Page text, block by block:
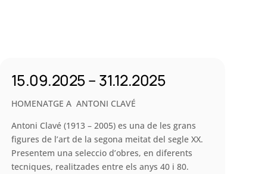
15.09.2025 – 31.12.2025
HOMENATGE A ANTONI CLAVÉ
Antoni Clavé (1913 – 2005) es una de les grans
figures de l’art de la segona meitat del segle XX.
Presentem una seleccio d’obres, en diferents
tecniques, realitzades entre els anys 40 i 80.